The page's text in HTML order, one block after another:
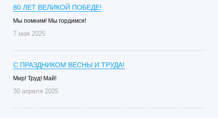
80 ЛЕТ ВЕЛИКОЙ ПОБЕДЕ!
Мы помним! Мы гордимся!
7 мая 2025
С ПРАЗДНИКОМ ВЕСНЫ И ТРУДА!
Мир! Труд! Май!
30 апреля 2025